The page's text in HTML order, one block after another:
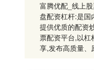
富腾优配_线上
盘配资杠杆:是国
提供优质的配资
票配资平台,以杠
享,发布高质量、